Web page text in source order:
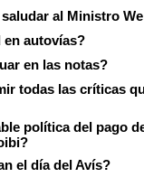
al Ministro
en autovías?
en las notas?
todas las críticas
política del pago
el día del Avís?